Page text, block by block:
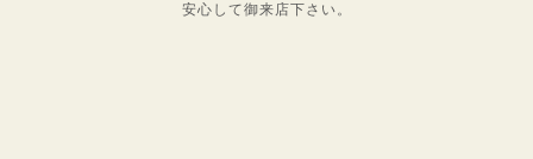
安心して御来店下さい。